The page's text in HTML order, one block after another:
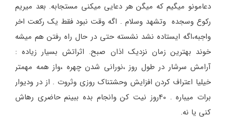
دعامونو میگیم که میگن هر دعایی میکنی مستجابه. بعد میریم
رکوع وسجده وتشهد وسلام . اگه وقت نبود فقط یک رکعت اخر
واجبه،اگه ایستاده نشد نشسته حتی در حال راه رفتن هم میشه
خوند بهترین زمان نزدیک اذان صبح. اثراتش بسیار زیاده :
آرامش سرشار در طول روز ،نورانی شدن چهره ،واز همه مهمتر
خیلیا اعتراف کردن افزایش وحشتناک روزی وثروت . از در ودیوار
برات میباره . 40روز نیت کن وانجام بده ببینم حاضری رهاش
کنی یا نه.